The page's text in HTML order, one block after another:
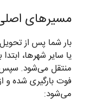
مسیرهای
بار شما پس از تحویل
یا سایر شهرها،
فوت بارگیری شده و
می‌شود: